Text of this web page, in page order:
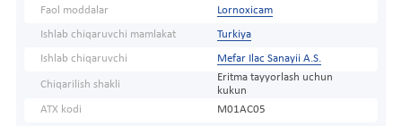
Faol moddalar Lornoxicam
Ishlab chiqaruvchi mamlakat Turkiya
Ishlab chiqaruvchi Mefar Ilac Sanayii A.S.
Chiqarilish shakli
Eritma tayyorlash uchun
kukun
ATX kodi
M01AC05